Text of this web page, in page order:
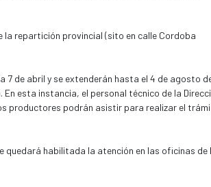
repartición provincial (sito en calle Cordoba
7 de abril y se extenderán hasta el 4 de agosto
esta instancia, el personal técnico de la
productores podrán asistir para realizar el
quedará habilitada la atención en las oficinas de